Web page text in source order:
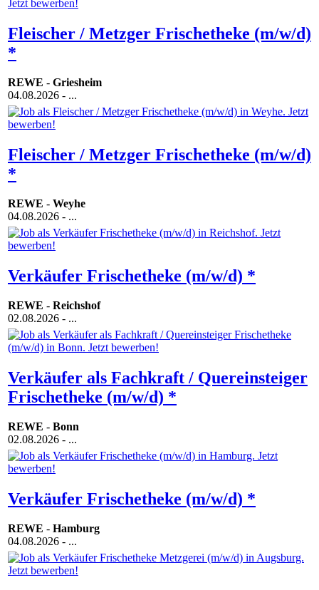
Fleischer / Metzger Frischetheke (m/w/d)
*
REWE - Griesheim
04.08.2026 - ...
Fleischer / Metzger Frischetheke (m/w/d)
*
REWE - Weyhe
04.08.2026 - ...
Verkäufer Frischetheke (m/w/d) *
REWE - Reichshof
02.08.2026 - ...
Verkäufer als Fachkraft / Quereinsteiger
Frischetheke (m/w/d) *
REWE - Bonn
02.08.2026 - ...
Verkäufer Frischetheke (m/w/d) *
REWE - Hamburg
04.08.2026 - ...